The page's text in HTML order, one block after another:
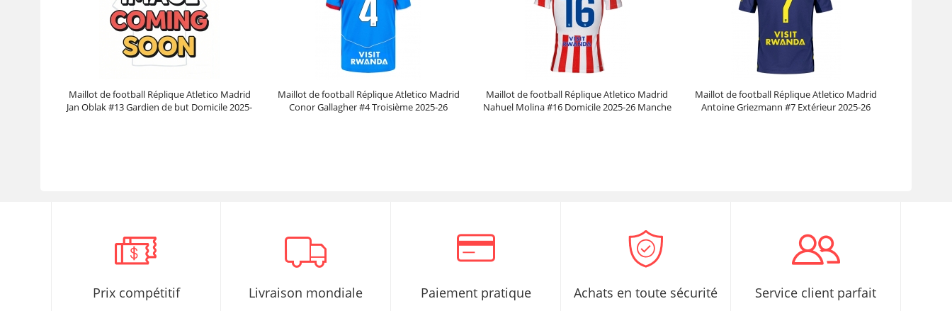
Maillot de football Réplique Atletico Madrid
Jan Oblak #13 Gardien de but Domicile 2025-
Maillot de football Réplique Atletico Madrid
Conor Gallagher #4 Troisième 2025-26
Maillot de football Réplique Atletico Madrid
Nahuel Molina #16 Domicile 2025-26 Manche
Maillot de football Réplique Atletico Madrid
Antoine Griezmann #7 Extérieur 2025-26
Prix compétitif Livraison mondiale Paiement pratique Achats en toute sécurité Service client parfait